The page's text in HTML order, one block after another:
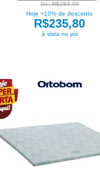
De: R$283,00
Hoje +10% de desconto
R$235,80
à vista no pix